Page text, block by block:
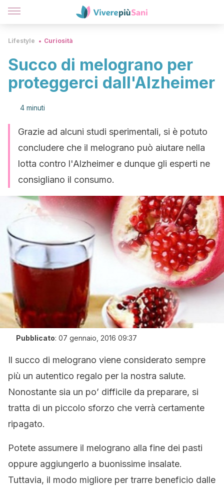
Lifestyle Curiosità
Succo di melograno per
proteggerci dall'Alzheimer
4 minuti
Grazie ad alcuni studi sperimentali, si è potuto
concludere che il melograno può aiutare nella
lotta contro l'Alzheimer e dunque gli esperti ne
consigliano il consumo.
Pubblicato: 07 gennaio, 2016 09:37
Il succo di melograno viene considerato sempre
più un autentico regalo per la nostra salute.
Nonostante sia un po’ difficile da preparare, si
tratta di un piccolo sforzo che verrà certamente
ripagato.
Potete assumere il melograno alla fine dei pasti
oppure aggiungerlo a buonissime insalate.
Tuttavia, il modo migliore per trarre beneficio dalle